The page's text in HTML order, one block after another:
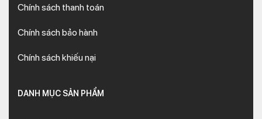
Chính sách thanh toán
Chính sách bảo hành
Chính sách khiếu nại
DANH MỤC SẢN PHẨM